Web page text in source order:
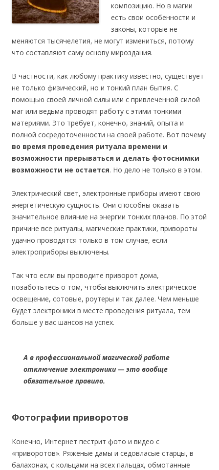
композицию. Но в магии
есть свои особенности и
законы, которые не
меняются тысячелетия, не могут измениться, потому
что составляют саму основу мироздания.
В частности, как любому практику известно, существует
не только физический, но и тонкий план бытия. С
помощью своей личной силы или с привлеченной силой
маг или ведьма проводят работу с этими тонкими
материями. Это требует, конечно, знаний, опыта и
полной сосредоточенности на своей работе. Вот почему
во время проведения ритуала времени и
возможности прерываться и делать фотоснимки
возможности не остается. Но дело не только в этом.
Электрический свет, электронные приборы имеют свою
энергетическую сущность. Они способны оказать
значительное влияние на энергии тонких планов. По этой
причине все ритуалы, магические практики, привороты
удачно проводятся только в том случае, если
электроприборы выключены.
Так что если вы проводите приворот дома,
позаботьтесь о том, чтобы выключить электрическое
освещение, сотовые, роутеры и так далее. Чем меньше
будет электроники в месте проведения ритуала, тем
больше у вас шансов на успех.
А в профессиональной магической работе
отключение электроники — это вообще
обязательное правило.
Фотографии приворотов
Конечно, Интернет пестрит фото и видео с
«приворотов». Ряженые дамы и седовласые старцы, в
балахонах, с кольцами на всех пальцах, обмотанные